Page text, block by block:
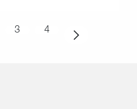
3 4